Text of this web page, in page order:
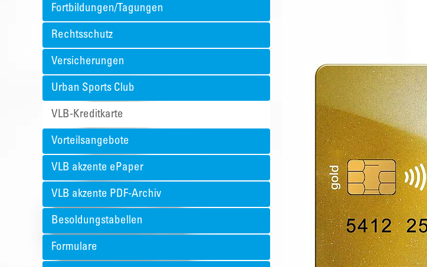
Fortbildungen/Tagungen
Rechtsschutz
Versicherungen
Urban Sports Club
VLB-Kreditkarte
Vorteilsangebote
VLB akzente ePaper
VLB akzente PDF-Archiv
Besoldungstabellen
Formulare